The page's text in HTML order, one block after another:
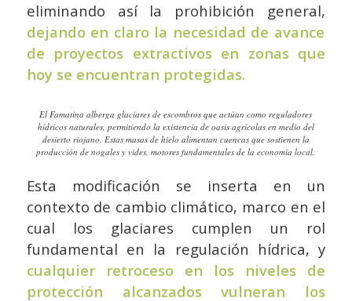
eliminando así la prohibición general,
dejando en claro la necesidad de avance
de proyectos extractivos en zonas que
hoy se encuentran protegidas.
El Famatina alberga glaciares de escombros que actúan como reguladores
hídricos naturales, permitiendo la existencia de oasis agrícolas en medio del
desierto riojano. Estas masas de hielo alimentan cuencas que sostienen la
producción de nogales y vides, motores fundamentales de la economía local.
Esta modificación se inserta en un
contexto de cambio climático, marco en el
cual los glaciares cumplen un rol
fundamental en la regulación hídrica, y
cualquier retroceso en los niveles de
protección alcanzados vulneran los